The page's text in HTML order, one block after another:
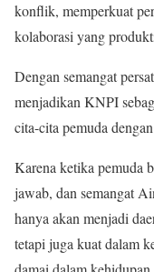
konflik, memperkuat
kolaborasi yang
Dengan semangat
menjadikan KNPI
cita-cita pemuda
Karena ketika pemuda
jawab, dan semangat
hanya akan menjadi
tetapi juga kuat dalam